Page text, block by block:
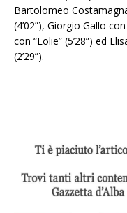
Bartolomeo
(4’02”), Giorgio Gallo
con “Eolie” (5’28”) ed
(2’29”).